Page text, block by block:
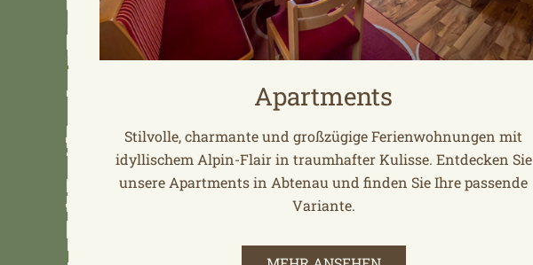
Apartments
Stilvolle, charmante und großzügige Ferienwohnungen mit
idyllischem Alpin-Flair in traumhafter Kulisse. Entdecken Sie
unsere Apartments in Abtenau und finden Sie Ihre passende
Variante.